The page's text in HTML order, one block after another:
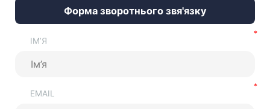
Форма зворотнього звя'язку
ІМ’Я
EMAIL